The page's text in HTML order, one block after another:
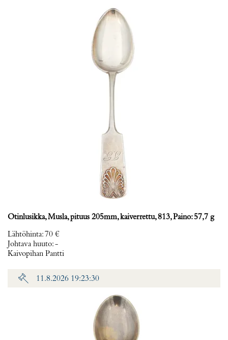
Otinlusikka, Musla, pituus 205mm, kaiverrettu, 813, Paino: 57,7 g
Lähtöhinta:70 €
Johtava huuto:-
Kaivopihan Pantti
11.8.2026 19:23:30